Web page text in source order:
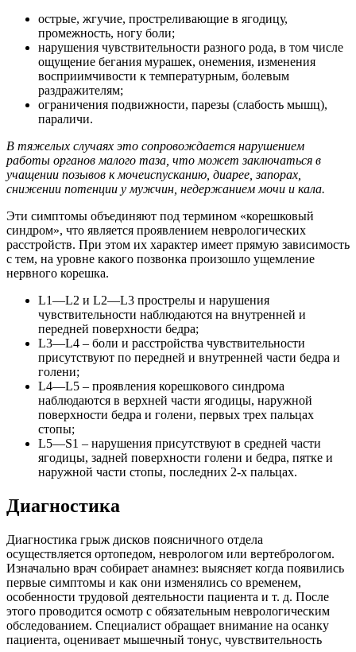
острые, жгучие, простреливающие в ягодицу,
промежность, ногу боли;
нарушения чувствительности разного рода, в том числе
ощущение бегания мурашек, онемения, изменения
восприимчивости к температурным, болевым
раздражителям;
ограничения подвижности, парезы (слабость мышц),
параличи.
В тяжелых случаях это сопровождается нарушением
работы органов малого таза, что может заключаться в
учащении позывов к мочеиспусканию, диарее, запорах,
снижении потенции у мужчин, недержанием мочи и кала.
Эти симптомы объединяют под термином «корешковый
синдром», что является проявлением неврологических
расстройств. При этом их характер имеет прямую зависимость
с тем, на уровне какого позвонка произошло ущемление
нервного корешка.
L1—L2 и L2—L3 прострелы и нарушения
чувствительности наблюдаются на внутренней и
передней поверхности бедра;
L3—L4 – боли и расстройства чувствительности
присутствуют по передней и внутренней части бедра и
голени;
L4—L5 – проявления корешкового синдрома
наблюдаются в верхней части ягодицы, наружной
поверхности бедра и голени, первых трех пальцах
стопы;
L5—S1 – нарушения присутствуют в средней части
ягодицы, задней поверхности голени и бедра, пятке и
наружной части стопы, последних 2-х пальцах.
Диагностика
Диагностика грыж дисков поясничного отдела
осуществляется ортопедом, неврологом или вертебрологом.
Изначально врач собирает анамнез: выясняет когда появились
первые симптомы и как они изменялись со временем,
особенности трудовой деятельности пациента и т. д. После
этого проводится осмотр с обязательным неврологическим
обследованием. Специалист обращает внимание на осанку
пациента, оценивает мышечный тонус, чувствительность